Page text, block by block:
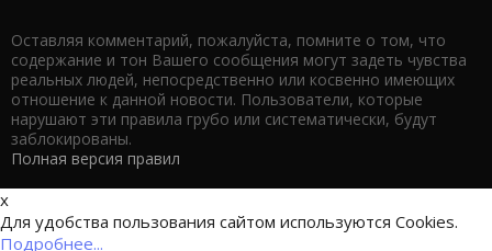
Оставляя комментарий, пожалуйста, помните о том, что
содержание и тон Вашего сообщения могут задеть чувства
реальных людей, непосредственно или косвенно имеющих
отношение к данной новости. Пользователи, которые
нарушают эти правила грубо или систематически, будут
заблокированы.
Полная версия правил
x
Для удобства пользования сайтом используются Cookies.
Подробнее...